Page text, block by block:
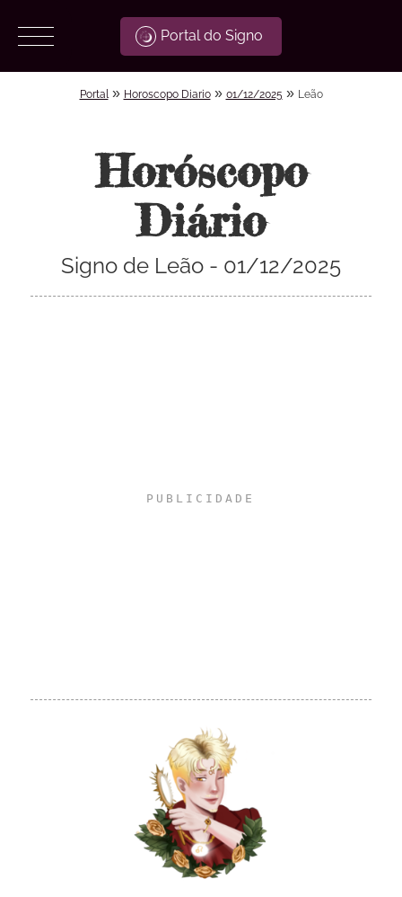
Portal do Signo
Portal » Horoscopo Diario» 01/12/2025 » Leão
Horóscopo
Diário
Signo de Leão - 01/12/2025